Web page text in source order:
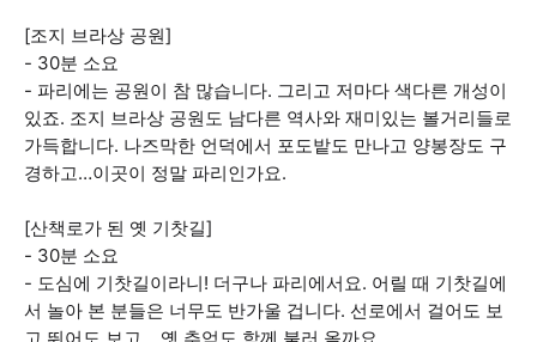
[조지 브라상 공원]
- 30분 소요
- 파리에는 공원이 참 많습니다. 그리고 저마다 색다른 개성이
있죠. 조지 브라상 공원도 남다른 역사와 재미있는 볼거리들로
가득합니다. 나즈막한 언덕에서 포도밭도 만나고 양봉장도 구
경하고…이곳이 정말 파리인가요.
[산책로가 된 옛 기찻길]
- 30분 소요
- 도심에 기찻길이라니! 더구나 파리에서요. 어릴 때 기찻길에
서 놀아 본 분들은 너무도 반가울 겁니다. 선로에서 걸어도 보